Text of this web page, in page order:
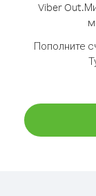
Viber Out.
Пополните